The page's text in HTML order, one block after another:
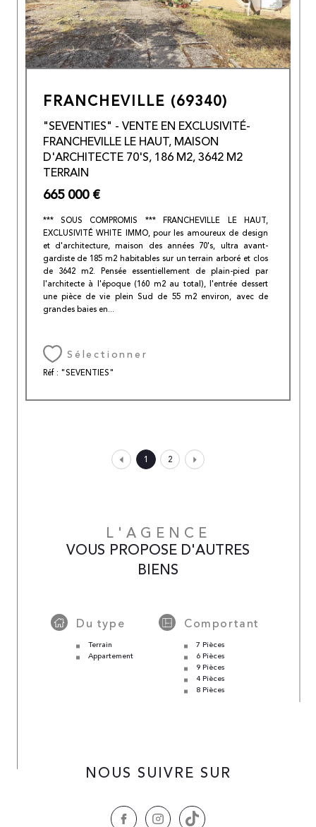
FRANCHEVILLE (69340)
"SEVENTIES" - VENTE EN EXCLUSIVITÉ-
FRANCHEVILLE LE HAUT, MAISON
D'ARCHITECTE 70'S, 186 M2, 3642 M2
TERRAIN
665 000 €
*** SOUS COMPROMIS *** FRANCHEVILLE LE HAUT,
EXCLUSIVITÉ WHITE IMMO, pour les amoureux de design
et d'architecture, maison des années 70's, ultra avant-
gardiste de 185 m2 habitables sur un terrain arboré et clos
de 3642 m2. Pensée essentiellement de plain-pied par
l'architecte à l'époque (160 m2 au total), l'entrée dessert
une pièce de vie plein Sud de 55 m2 environ, avec de
grandes baies en...
Sélectionner
Réf : "SEVENTIES"
1 2
L'AGENCE
VOUS PROPOSE D'AUTRES
BIENS
Du type
Terrain
Appartement
Comportant
7 Pièces
6 Pièces
9 Pièces
4 Pièces
8 Pièces
NOUS SUIVRE SUR